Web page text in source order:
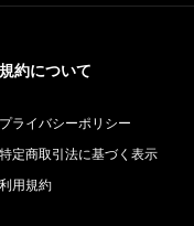
規約について
プライバシーポリシー
特定商取引法に基づく表示
利用規約